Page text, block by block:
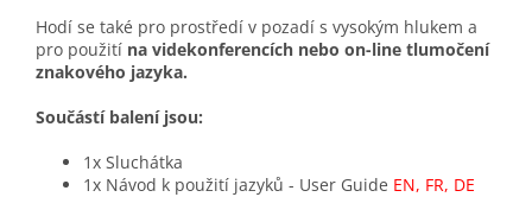
Hodí se také pro prostředí v pozadí s vysokým hlukem a
pro použití na videkonferencích nebo on-line tlumočení
znakového jazyka.
Součástí balení jsou:
1x Sluchátka
1x Návod k použití jazyků - User Guide EN, FR, DE